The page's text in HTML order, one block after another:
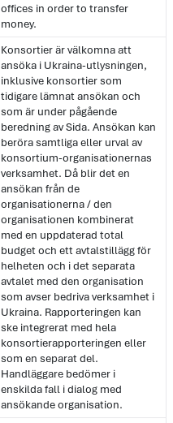
offices in order to transfer
money.
Konsortier är välkomna att
ansöka i Ukraina-utlysningen,
inklusive konsortier som
tidigare lämnat ansökan och
som är under pågående
beredning av Sida. Ansökan kan
beröra samtliga eller urval av
konsortium-organisationernas
verksamhet. Då blir det en
ansökan från de
organisationerna / den
organisationen kombinerat
med en uppdaterad total
budget och ett avtalstillägg för
helheten och i det separata
avtalet med den organisation
som avser bedriva verksamhet i
Ukraina. Rapporteringen kan
ske integrerat med hela
konsortierapporteringen eller
som en separat del.
Handläggare bedömer i
enskilda fall i dialog med
ansökande organisation.